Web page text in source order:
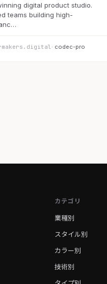
digital product studio.
teams building high-
· codec-pro
カテゴリ
業種別
スタイル別
カラー別
技術別